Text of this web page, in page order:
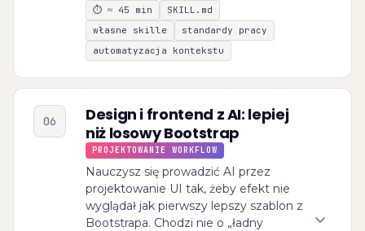
⏱ ≈ 45 min
SKILL.md
własne skille
standardy pracy
automatyzacja kontekstu
06
Design i frontend z AI: lepiej
niż losowy Bootstrap
PROJEKTOWANIE WORKFLOW
Nauczysz się prowadzić AI przez
projektowanie UI tak, żeby efekt nie
wyglądał jak pierwszy lepszy szablon z
Bootstrapa. Chodzi nie o „ładny